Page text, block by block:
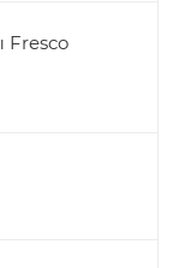
Fresco